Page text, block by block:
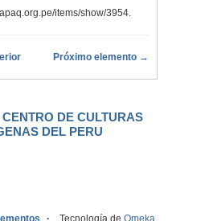
items/show/3954.
Próximo elemento →
DE CULTURAS
DEL PERU
Tecnología de Omeka